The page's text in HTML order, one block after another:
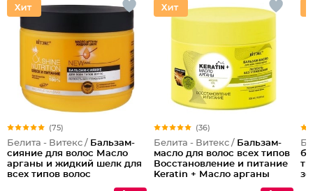
(75)
Белита - Витекс / Бальзам-
сияние для волос Масло
арганы и жидкий шелк для
всех типов волос
(36)
Белита - Витекс / Бальзам-
масло для волос всех типов
Восстановление и питание
Keratin + Масло арганы